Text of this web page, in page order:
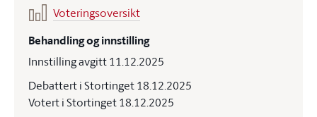
Voteringsoversikt
Behandling og innstilling
Innstilling avgitt 11.12.2025
Debattert i Stortinget 18.12.2025
Votert i Stortinget 18.12.2025